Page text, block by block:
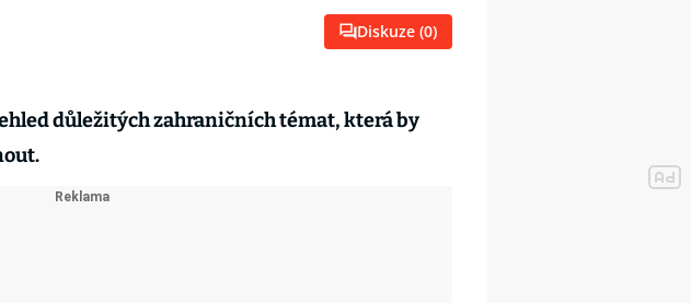
Diskuze (0)
důležitých zahraničních témat, která by